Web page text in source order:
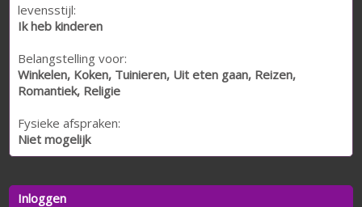
levensstijl:
Ik heb kinderen
Belangstelling voor:
Winkelen, Koken, Tuinieren, Uit eten gaan, Reizen,
Romantiek, Religie
Fysieke afspraken:
Niet mogelijk
Inloggen